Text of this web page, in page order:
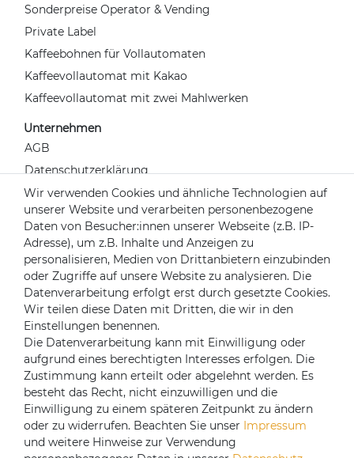
Sonderpreise Operator & Vending
Private Label
Kaffeebohnen für Vollautomaten
Kaffeevollautomat mit Kakao
Kaffeevollautomat mit zwei Mahlwerken
Unternehmen
AGB
Datenschutzerklärung
Widerrufsrecht
Impressum
Kontakt
Über uns
Mein Konto
Login
Registrieren
Versandpartner
Wir verwenden Cookies und ähnliche Technologien auf
unserer Website und verarbeiten personenbezogene
Daten von Besucher:innen unserer Webseite (z.B. IP-
Adresse), um z.B. Inhalte und Anzeigen zu
personalisieren, Medien von Drittanbietern einzubinden
oder Zugriffe auf unsere Website zu analysieren. Die
Datenverarbeitung erfolgt erst durch gesetzte Cookies.
Wir teilen diese Daten mit Dritten, die wir in den
Einstellungen benennen.
Die Datenverarbeitung kann mit Einwilligung oder
aufgrund eines berechtigten Interesses erfolgen. Die
Zustimmung kann erteilt oder abgelehnt werden. Es
besteht das Recht, nicht einzuwilligen und die
Einwilligung zu einem späteren Zeitpunkt zu ändern
oder zu widerrufen. Beachten Sie unser Impressum
und weitere Hinweise zur Verwendung